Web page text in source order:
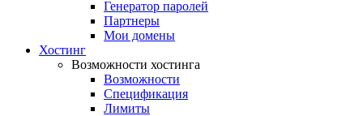
Генератор паролей
Партнеры
Мои домены
Хостинг
Возможности хостинга
Возможности
Спецификация
Лимиты